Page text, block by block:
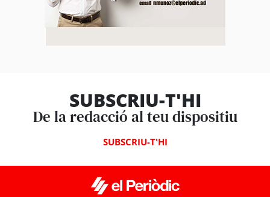
SUBSCRIU-T'HI
De la redacció al teu dispositiu
SUBSCRIU-T'HI